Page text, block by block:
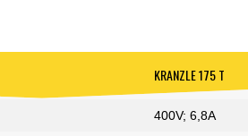
KRANZLE 175 T
400V; 6,8A